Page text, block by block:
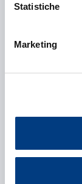
Statistiche
Marketing